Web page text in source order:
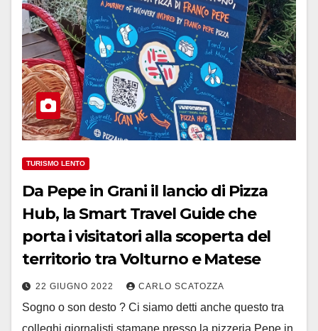
TURISMO LENTO
Da Pepe in Grani il lancio di Pizza
Hub, la Smart Travel Guide che
porta i visitatori alla scoperta del
territorio tra Volturno e Matese
22 GIUGNO 2022 CARLO SCATOZZA
Sogno o son desto ? Ci siamo detti anche questo tra
colleghi giornalisti stamane presso la pizzeria Pepe in